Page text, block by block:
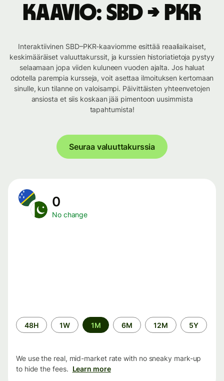
Kaavio: SBD → PKR
Interaktiivinen SBD–PKR-kaaviomme esittää reaaliaikaiset,
keskimääräiset valuuttakurssit, ja kurssien historiatietoja pystyy
selaamaan jopa viiden kuluneen vuoden ajalta. Jos haluat
odotella parempia kursseja, voit asettaa ilmoituksen kertomaan
sinulle, kun tilanne on valoisampi. Päivittäisten yhteenvetojen
ansiosta et siis koskaan jää pimentoon uusimmista
tapahtumista!
Seuraa valuuttakurssia
0
No change
Time
period
48H 1W 1M 6M 12M 5Y
We use the real, mid-market rate with no sneaky mark-up
to hide the fees. Learn more